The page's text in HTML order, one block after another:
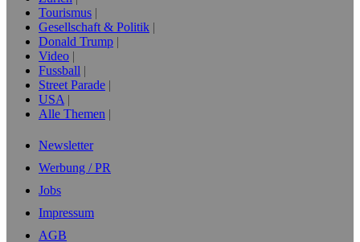
Tourismus
Gesellschaft & Politik
Donald Trump
Video
Fussball
Street Parade
USA
Alle Themen
Newsletter
Werbung / PR
Jobs
Impressum
AGB